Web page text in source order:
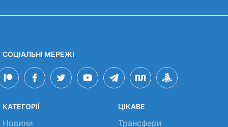
СОЦІАЛЬНІ МЕРЕЖІ
КАТЕГОРІЇ
Новини
ЦІКАВЕ
Трансфери